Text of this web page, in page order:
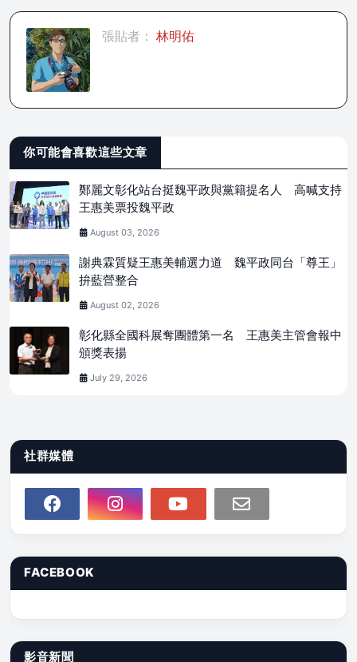
張貼者： 林明佑
你可能會喜歡這些文章
鄭麗文彰化站台挺魏平政與黨籍提名人 高喊支持
王惠美票投魏平政
August 03, 2026
謝典霖質疑王惠美輔選力道 魏平政同台「尊王」
拚藍營整合
August 02, 2026
彰化縣全國科展奪團體第一名 王惠美主管會報中
頒獎表揚
July 29, 2026
社群媒體
FACEBOOK
影音新聞